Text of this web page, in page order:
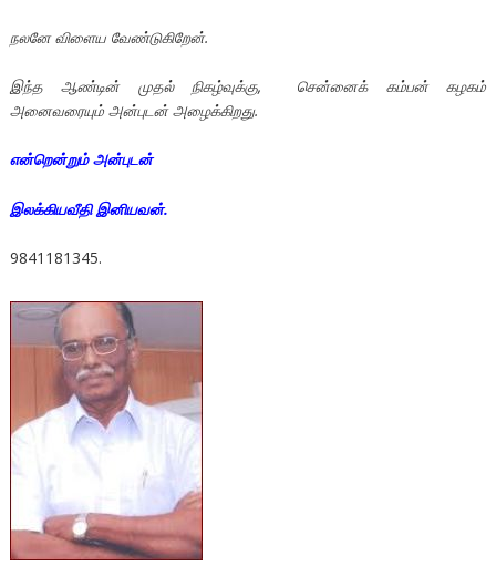
நலனே விளைய வேண்டுகிறேன்.
இந்த ஆண்டின் முதல் நிகழ்வுக்கு, சென்னைக் கம்பன் கழகம்
அனைவரையும் அன்புடன் அழைக்கிறது.
என்றென்றும் அன்புடன்
இலக்கியவீதி இனியவன்.
9841181345.